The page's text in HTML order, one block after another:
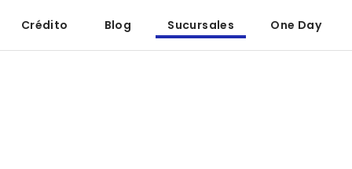
Crédito Blog Sucursales One Day